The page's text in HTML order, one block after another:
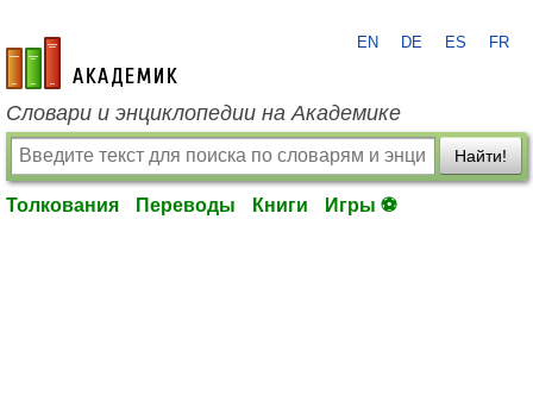
academic.ru
EN DE ES FR
Словари и энциклопедии на Академике
Найти!
Толкования Переводы Книги Игры ⚽